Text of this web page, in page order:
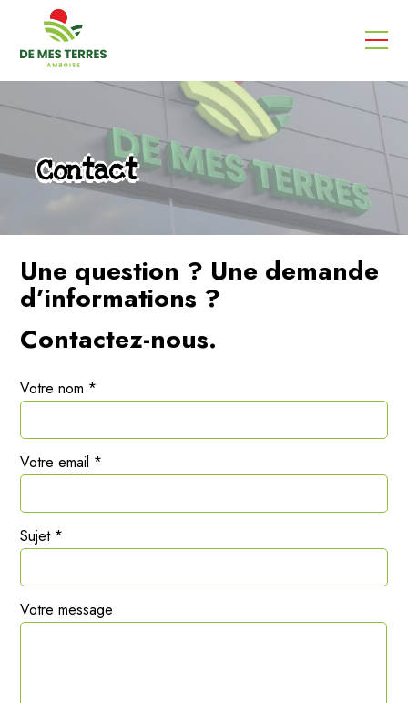
Contact
Une question ? Une demande
d’informations ?
Contactez-nous.
Votre nom *
Votre email *
Sujet *
Votre message